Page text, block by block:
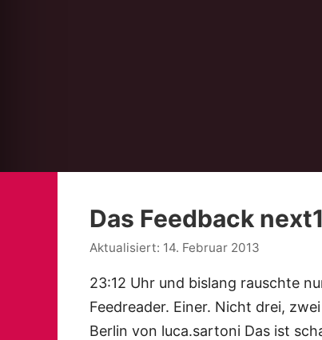
Das Feedback
14. Februar 2013
23:12 Uhr und bislang rauschte
Feedreader. Einer. Nicht drei,
Berlin von luca.sartoni Das ist